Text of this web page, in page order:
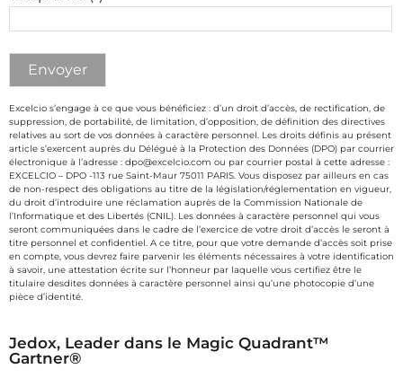
Excelcio s’engage à ce que vous bénéficiez : d’un droit d’accès, de rectification, de
suppression, de portabilité, de limitation, d’opposition, de définition des directives
relatives au sort de vos données à caractère personnel. Les droits définis au présent
article s’exercent auprès du Délégué à la Protection des Données (DPO) par courrier
électronique à l’adresse : dpo@excelcio.com ou par courrier postal à cette adresse :
EXCELCIO – DPO -113 rue Saint-Maur 75011 PARIS. Vous disposez par ailleurs en cas
de non-respect des obligations au titre de la législation/réglementation en vigueur,
du droit d’introduire une réclamation auprès de la Commission Nationale de
l’Informatique et des Libertés (CNIL). Les données à caractère personnel qui vous
seront communiquées dans le cadre de l’exercice de votre droit d’accès le seront à
titre personnel et confidentiel. A ce titre, pour que votre demande d’accès soit prise
en compte, vous devrez faire parvenir les éléments nécessaires à votre identification
à savoir, une attestation écrite sur l’honneur par laquelle vous certifiez être le
titulaire desdites données à caractère personnel ainsi qu’une photocopie d’une
pièce d’identité.
Jedox, Leader dans le Magic Quadrant™
Gartner®